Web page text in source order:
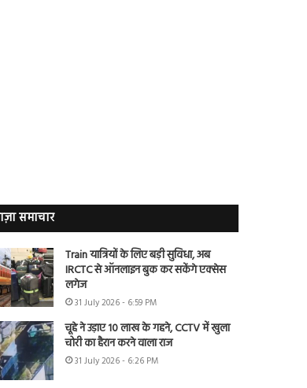
समाचार
Train यात्रियों के लिए बड़ी सुविधा, अब
IRCTC से ऑनलाइन बुक कर सकेंगे एक्सेस
लगेज
31 July 2026 - 6:59 PM
चूहे ने उड़ाए 10 लाख के गहने, CCTV में खुला
चोरी का हैरान करने वाला राज
31 July 2026 - 6:26 PM